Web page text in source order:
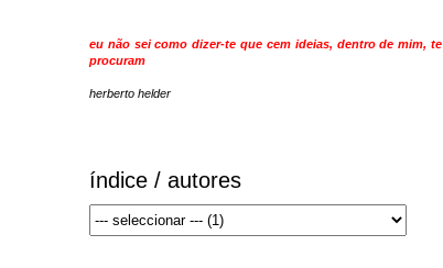
eu não sei como dizer-te que cem ideias, dentro de mim, te
procuram
herberto helder
índice / autores